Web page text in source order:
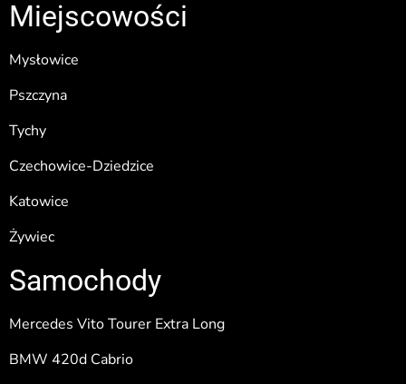
Miejscowości
Mysłowice
Pszczyna
Tychy
Czechowice-Dziedzice
Katowice
Żywiec
Samochody
Mercedes Vito Tourer Extra Long
BMW 420d Cabrio